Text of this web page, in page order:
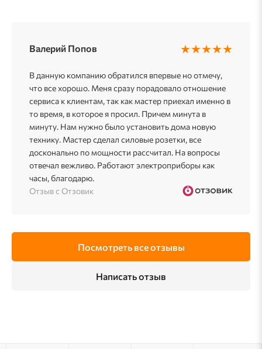
Валерий Попов ★★★★★
В данную компанию обратился впервые но отмечу,
что все хорошо. Меня сразу порадовало отношение
сервиса к клиентам, так как мастер приехал именно в
то время, в которое я просил. Причем минута в
минуту. Нам нужно было установить дома новую
технику. Мастер сделал силовые розетки, все
досконально по мощности рассчитал. На вопросы
отвечал вежливо. Работают электроприборы как
часы, благодарю.
Отзыв с Отзовик
Посмотреть все отзывы
Написать отзыв